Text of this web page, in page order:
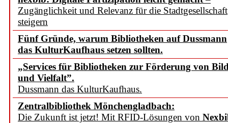
Zugänglichkeit und Relevanz für die Stadtgesellschaft
steigern
Fünf Gründe, warum Bibliotheken auf Dussmann
das KulturKaufhaus setzen sollten.
„Services für Bibliotheken zur Förderung von
und Vielfalt”.
Dussmann das KulturKaufhaus.
Zentralbibliothek Mönchengladbach:
Die Zukunft ist jetzt! Mit RFID-Lösungen von